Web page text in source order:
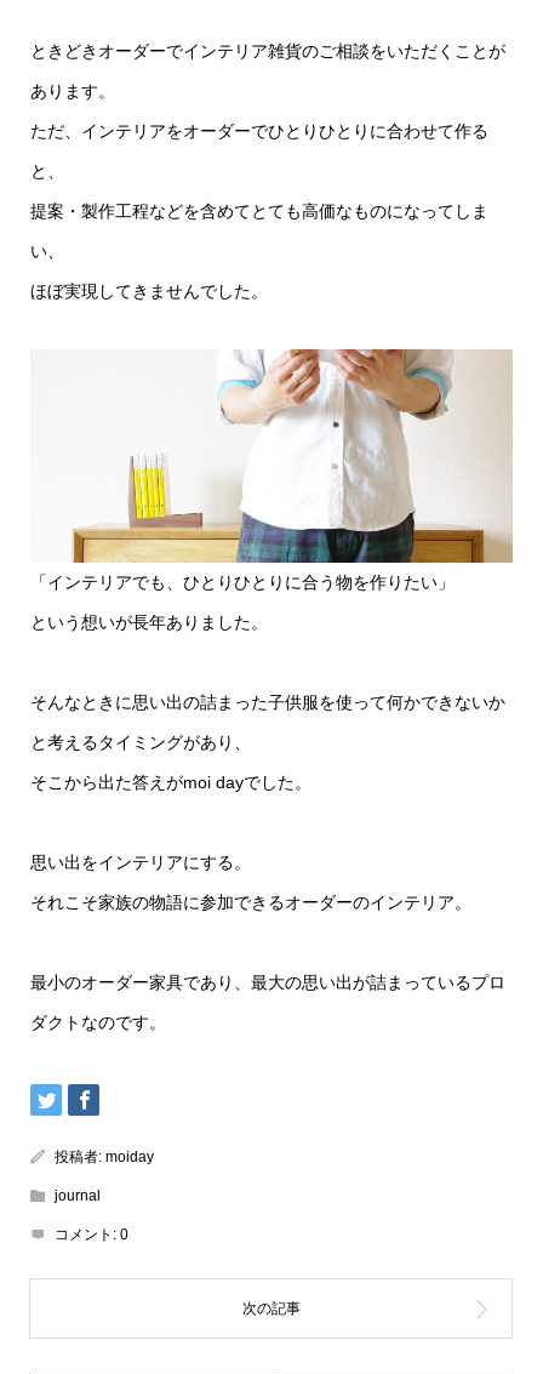
ときどきオーダーでインテリア雑貨のご相談をいただくことが
あります。
ただ、インテリアをオーダーでひとりひとりに合わせて作る
と、
提案・製作工程などを含めてとても高価なものになってしま
い、
ほぼ実現してきませんでした。
「インテリアでも、ひとりひとりに合う物を作りたい」
という想いが長年ありました。
そんなときに思い出の詰まった子供服を使って何かできないか
と考えるタイミングがあり、
そこから出た答えがmoi dayでした。
思い出をインテリアにする。
それこそ家族の物語に参加できるオーダーのインテリア。
最小のオーダー家具であり、最大の思い出が詰まっているプロ
ダクトなのです。
投稿者: moiday
journal
コメント: 0